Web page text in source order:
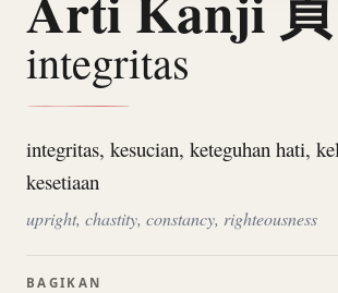
integritas
integritas, kesucian, keteguhan hati,
kesetiaan
upright, chastity, constancy, righteousness
BAGIKAN